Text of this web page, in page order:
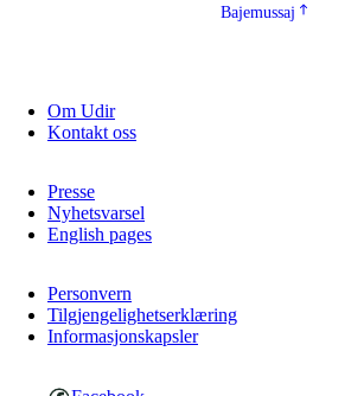
Bajemussaj
Om Udir
Kontakt oss
Presse
Nyhetsvarsel
English pages
Personvern
Tilgjengelighetserklæring
Informasjonskapsler